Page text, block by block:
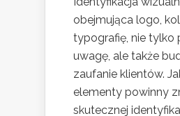
obejmująca logo,
typografię, nie tylko
uwagę, ale także
zaufanie klientów.
elementy powinny
skutecznej